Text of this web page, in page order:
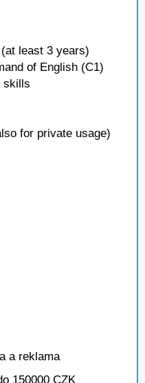
least 3 years)
of English (C1)
skills
for private usage)
a reklama
150000 CZK